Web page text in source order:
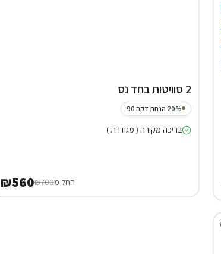
2 סוויטות בחד נס
20% הנחת דקה 90
בריכה מקורה ( מגודרת )
החל מ₪700
₪560